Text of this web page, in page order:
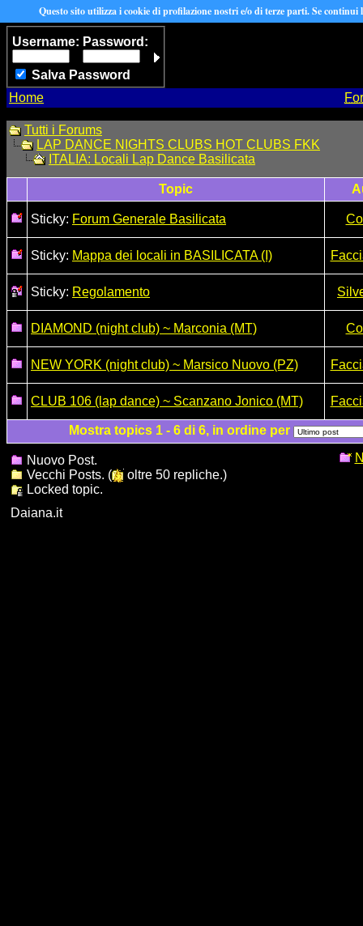
Username: Password:
Salva Password
Home
Tutti i Forums
LAP DANCE NIGHTS CLUBS HOT CLUBS FKK
ITALIA: Locali Lap Dance Basilicata
Topic
Sticky: Forum Generale Basilicata
Sticky: Mappa dei locali in BASILICATA (I)
Sticky: Regolamento
DIAMOND (night club) ~ Marconia (MT)
NEW YORK (night club) ~ Marsico Nuovo (PZ)
CLUB 106 (lap dance) ~ Scanzano Jonico (MT)
Mostra topics 1 - 6 di 6, in ordine per
Nuovo Post.
Vecchi Posts. (
oltre 50 repliche.)
Locked topic.
Daiana.it
Questo sito utilizza i cookie di profilazione nostri e/o di terze parti. Se continui